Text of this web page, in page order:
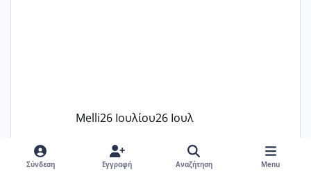
Εγώ πήγα σε έναν ιδιωτικό παιδικό στ
Melli26 Ιουλίου26 Ιουλ
Σύνδεση Εγγραφή Αναζήτηση Menu